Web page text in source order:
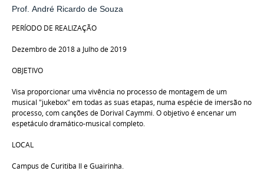
Prof. André Ricardo de Souza
PERÍODO DE REALIZAÇÃO
Dezembro de 2018 a Julho de 2019
OBJETIVO
Visa proporcionar uma vivência no processo de montagem de um
musical "jukebox" em todas as suas etapas, numa espécie de imersão no
processo, com canções de Dorival Caymmi. O objetivo é encenar um
espetáculo dramático-musical completo.
LOCAL
Campus de Curitiba II e Guairinha.